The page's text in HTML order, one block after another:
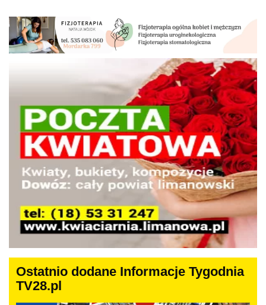
Ostatnio dodane Informacje Tygodnia
TV28.pl